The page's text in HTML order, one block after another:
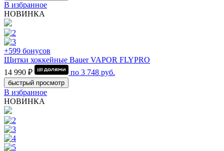
В избранное
НОВИНКА
+599 бонусов
Щитки хоккейные Bauer VAPOR FLYPRO
14 990 ₽
по 3 748 руб.
быстрый просмотр
В избранное
НОВИНКА